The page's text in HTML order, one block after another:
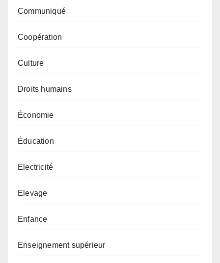
Communiqué
Coopération
Culture
Droits humains
Économie
Éducation
Electricité
Elevage
Enfance
Enseignement supérieur